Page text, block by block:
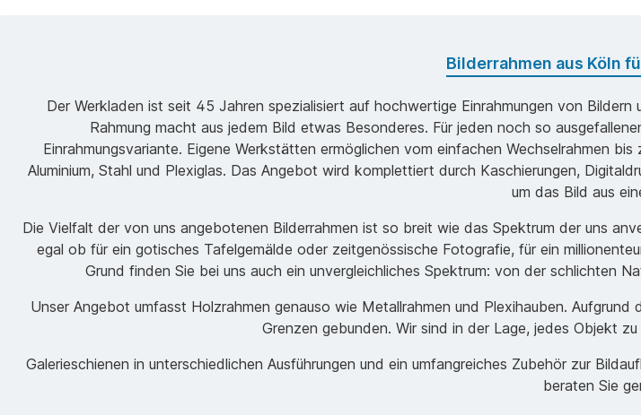
Bilderrahmen aus Köln
Der Werkladen ist seit 45 Jahren spezialisiert auf hochwertige Einrahmungen von
Rahmung macht aus jedem Bild etwas Besonderes. Für jeden noch so
Einrahmungsvariante. Eigene Werkstätten ermöglichen vom einfachen Wechselrahmen
Aluminium, Stahl und Plexiglas. Das Angebot wird komplettiert durch Kaschierungen,
um das Bild aus
Die Vielfalt der von uns angebotenen Bilderrahmen ist so breit wie das Spektrum der uns
egal ob für ein gotisches Tafelgemälde oder zeitgenössische Fotografie, für ein
Grund finden Sie bei uns auch ein unvergleichliches Spektrum: von der schlichten
Unser Angebot umfasst Holzrahmen genauso wie Metallrahmen und Plexihauben.
Grenzen gebunden. Wir sind in der Lage, jedes Objekt
Galerieschienen in unterschiedlichen Ausführungen und ein umfangreiches Zubehör zur
beraten Sie